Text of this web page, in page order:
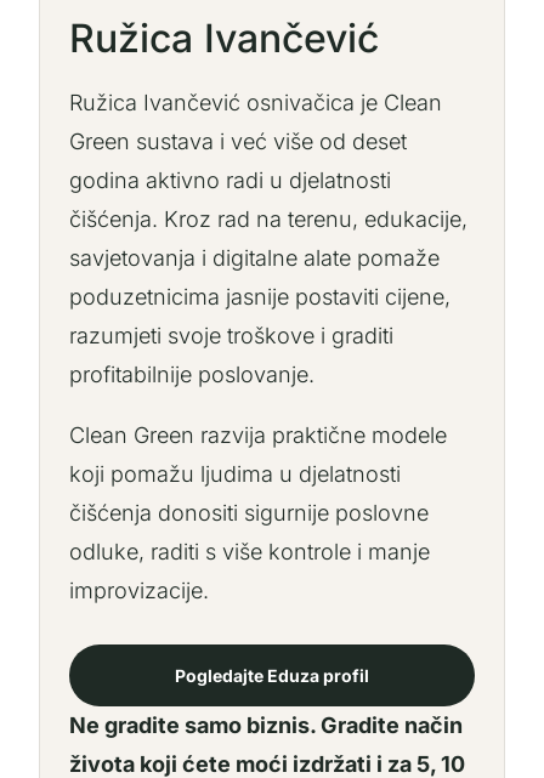
Ružica Ivančević
Ružica Ivančević osnivačica je Clean
Green sustava i već više od deset
godina aktivno radi u djelatnosti
čišćenja. Kroz rad na terenu, edukacije,
savjetovanja i digitalne alate pomaže
poduzetnicima jasnije postaviti cijene,
razumjeti svoje troškove i graditi
profitabilnije poslovanje.
Clean Green razvija praktične modele
koji pomažu ljudima u djelatnosti
čišćenja donositi sigurnije poslovne
odluke, raditi s više kontrole i manje
improvizacije.
Pogledajte Eduza profil
Ne gradite samo biznis. Gradite način
života koji ćete moći izdržati i za 5, 10